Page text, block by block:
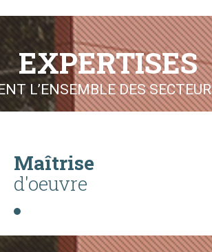
EXPERTISES
L’ENSEMBLE DES
Maîtrise
d'oeuvre